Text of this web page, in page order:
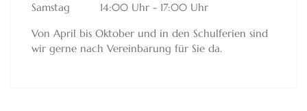
Samstag
14:00 Uhr - 17:00 Uhr
Von April bis Oktober und in den Schulferien sind
wir gerne nach Vereinbarung für Sie da.